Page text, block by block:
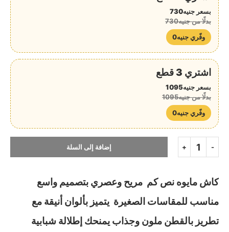
بسعر جنيه730
بدلًا من جنيه730
وفّري جنيه0
اشتري 3 قطع
بسعر جنيه1095
بدلًا من جنيه1095
وفّري جنيه0
إضافة إلى السلة
كاش مايوه نص كم مريح وعصري بتصميم واسع
مناسب للمقاسات الصغيرة يتميز بألوان أنيقة مع
تطريز بالقطن ملون وجذاب يمنحك إطلالة شبابية